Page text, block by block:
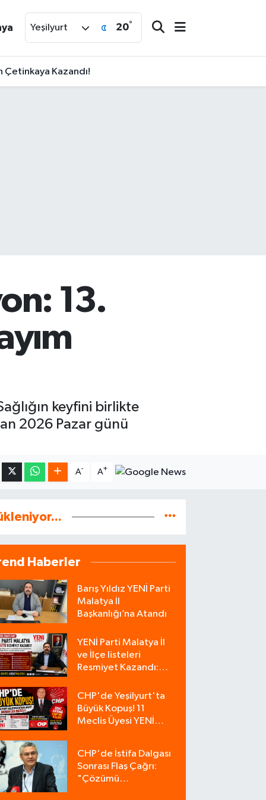
Yeşilyurt 20°
Çetinkaya Kazandı!
13.
keyfini birlikte
2026 Pazar günü
A- A+
Haberler
Barış Yıldız YENİ Parti
Malatya İl
Başkanlığı’na Atandı
YENİ Parti Malatya İl
ve İlçe listeleri
Resmiyet Kazandı:
CHP'de Yeşilyurt'ta
Büyük Kopuş! 11
Meclis Üyesi YENİ
Tek Üyeyle Kaldı
CHP'de İstifa Dalgası
Sonrası Flaş Çağrı:
"Çözümü